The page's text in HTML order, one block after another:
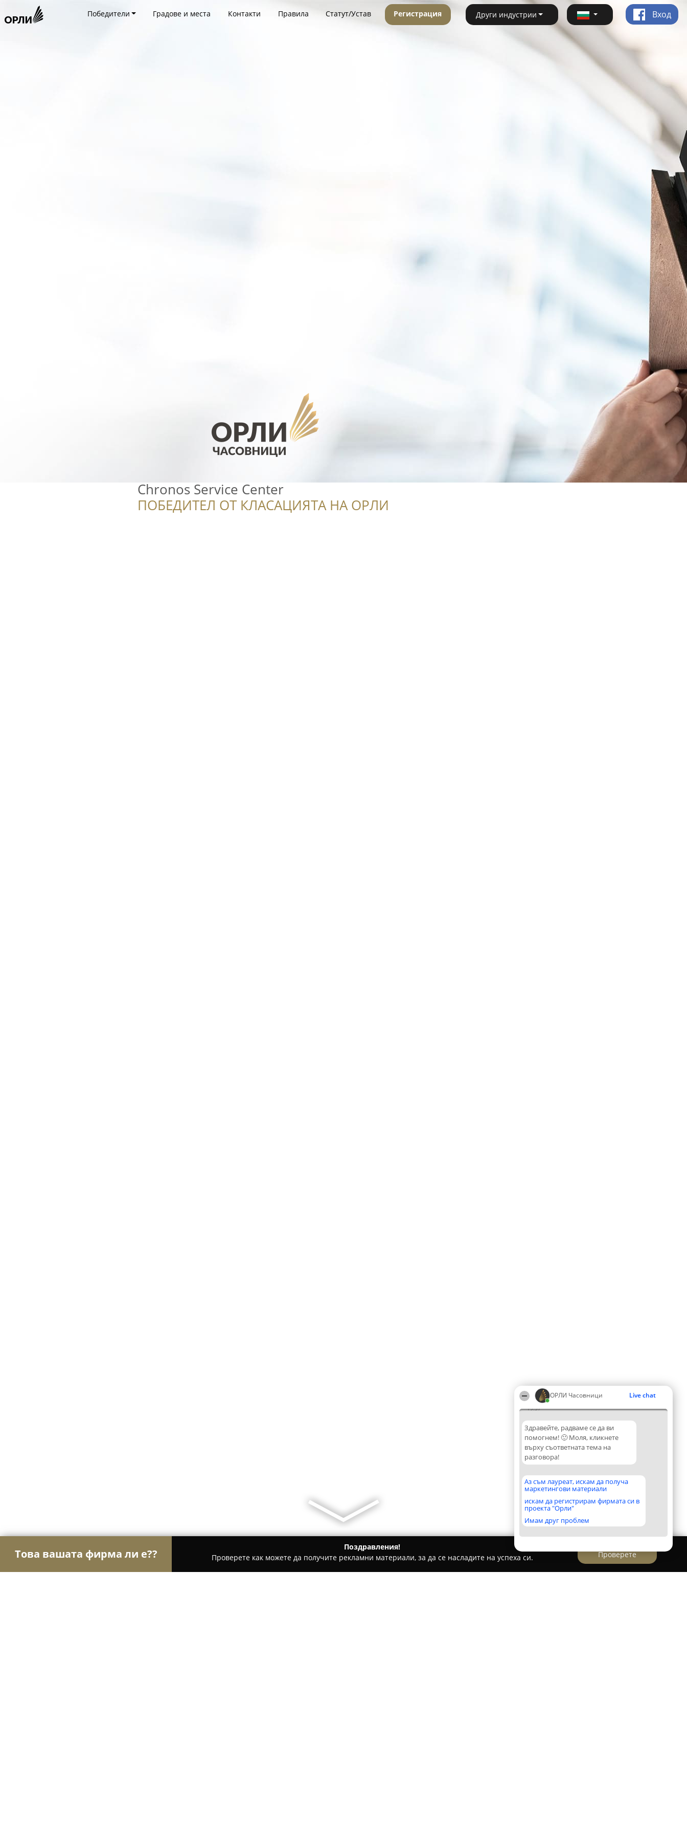
ОРЛИ Часовници Live chat
19:57
Здравейте, радваме се да ви
помогнем! 🙂 Моля, кликнете
върху съответната тема на
разговора!
Аз съм лауреат, искам да получа
маркетингови материали
искам да регистрирам фирмата си в
проекта "Орли"
Имам друг проблем
Победители Градове и места Контакти Правила Статут/Устав Регистрация Други индустрии Вход
Chronos Service Center
ПОБЕДИТЕЛ ОТ КЛАСАЦИЯТА НА ОРЛИ
Това вашата фирма ли е??
Поздравления!
Проверете как можете да получите рекламни материали, за да се насладите на успеха си.
Проверете